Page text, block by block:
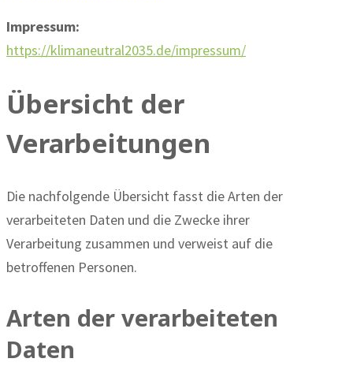
Impressum:
https://klimaneutral2035.de/impressum/
Übersicht der
Verarbeitungen
Die nachfolgende Übersicht fasst die Arten der
verarbeiteten Daten und die Zwecke ihrer
Verarbeitung zusammen und verweist auf die
betroffenen Personen.
Arten der verarbeiteten
Daten